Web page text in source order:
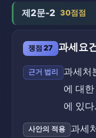
제2문-2 30점점
쟁점 27 과세요
근거 법리
과세처
에 대
에 있다.
사안의 적용
과세